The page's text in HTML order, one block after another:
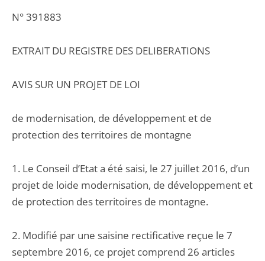
N° 391883
EXTRAIT DU REGISTRE DES DELIBERATIONS
AVIS SUR UN PROJET DE LOI
de modernisation, de développement et de
protection des territoires de montagne
1. Le Conseil d’Etat a été saisi, le 27 juillet 2016, d’un
projet de loide modernisation, de développement et
de protection des territoires de montagne.
2. Modifié par une saisine rectificative reçue le 7
septembre 2016, ce projet comprend 26 articles